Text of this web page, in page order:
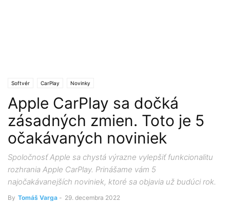
Softvér CarPlay Novinky
Apple CarPlay sa dočká
zásadných zmien. Toto je 5
očakávaných noviniek
Spoločnosť Apple sa chystá výrazne vylepšiť funkcionalitu
rozhrania Apple CarPlay. Prinášame vám 5
najočakávanejších noviniek, ktoré sa objavia už budúci rok.
By Tomáš Varga - 29. decembra 2022